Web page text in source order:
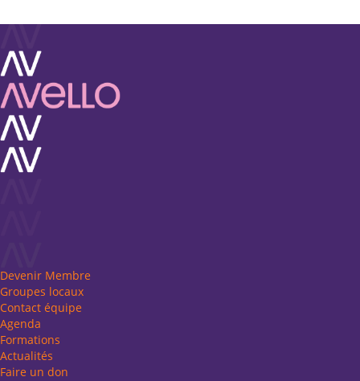
Devenir Membre
Groupes locaux
Contact équipe
Agenda
Formations
Actualités
Faire un don